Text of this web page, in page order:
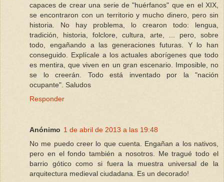
capaces de crear una serie de "huérfanos" que en el XIX,
se encontraron con un territorio y mucho dinero, pero sin
historia. No hay problema, lo crearon todo: lengua,
tradición, historia, folclore, cultura, arte, ... pero, sobre
todo, engañando a las generaciones futuras. Y lo han
conseguido. Explícale a los actuales aborígenes que todo
es mentira, que viven en un gran escenario. Imposible, no
se lo creerán. Todo está inventado por la "nación
ocupante". Saludos
Responder
Anónimo 1 de abril de 2013 a las 19:48
No me puedo creer lo que cuenta. Engañan a los nativos,
pero en el fondo también a nosotros. Me tragué todo el
barrio gótico como si fuera la muestra universal de la
arquitectura medieval ciudadana. Es un decorado!